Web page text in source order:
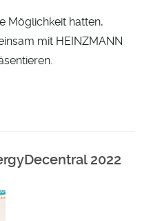
Möglichkeit hatten,
mit HEINZMANN
2022